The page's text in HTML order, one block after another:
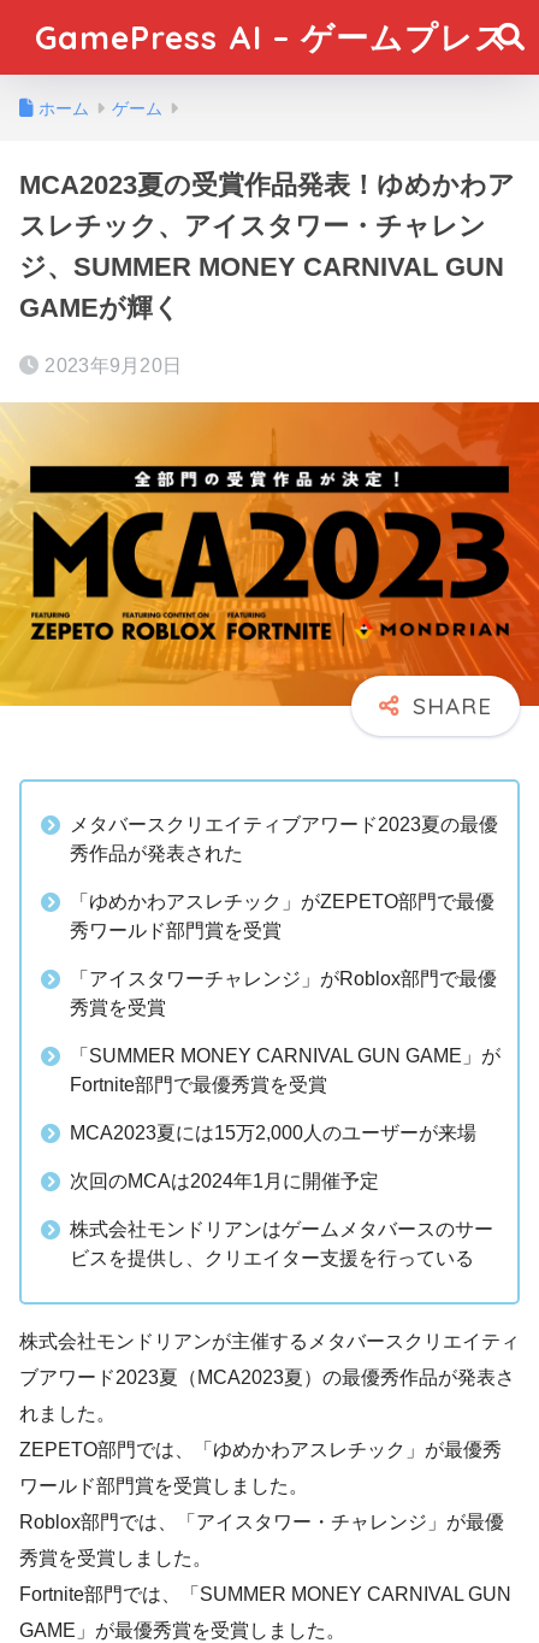
GamePress AI – ゲームプレス
ホーム ゲーム
MCA2023夏の受賞作品発表！ゆめかわア
スレチック、アイスタワー・チャレン
ジ、SUMMER MONEY CARNIVAL GUN
GAMEが輝く
2023年9月20日
メタバースクリエイティブアワード2023夏の最優
秀作品が発表された
「ゆめかわアスレチック」がZEPETO部門で最優
秀ワールド部門賞を受賞
「アイスタワーチャレンジ」がRoblox部門で最優
秀賞を受賞
「SUMMER MONEY CARNIVAL GUN GAME」が
Fortnite部門で最優秀賞を受賞
MCA2023夏には15万2,000人のユーザーが来場
次回のMCAは2024年1月に開催予定
株式会社モンドリアンはゲームメタバースのサー
ビスを提供し、クリエイター支援を行っている
株式会社モンドリアンが主催するメタバースクリエイティ
ブアワード2023夏（MCA2023夏）の最優秀作品が発表さ
れました。
ZEPETO部門では、「ゆめかわアスレチック」が最優秀
ワールド部門賞を受賞しました。
Roblox部門では、「アイスタワー・チャレンジ」が最優
秀賞を受賞しました。
Fortnite部門では、「SUMMER MONEY CARNIVAL GUN
GAME」が最優秀賞を受賞しました。